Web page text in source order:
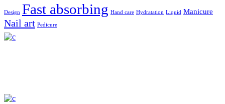
Design Fast absorbing Hand care Hydratation Liquid Manicure
Nail art Pedicure